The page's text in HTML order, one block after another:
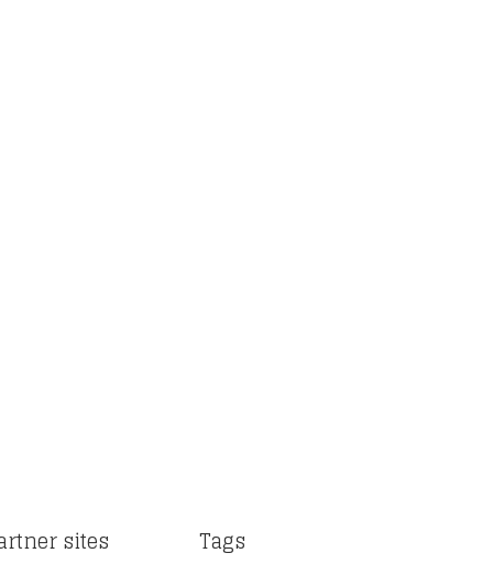
sites Tags